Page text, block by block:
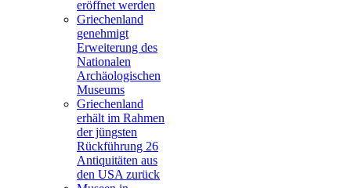
eröffnet werden
Griechenland
genehmigt
Erweiterung des
Nationalen
Archäologischen
Museums
Griechenland
erhält im Rahmen
der jüngsten
Rückführung 26
Antiquitäten aus
den USA zurück